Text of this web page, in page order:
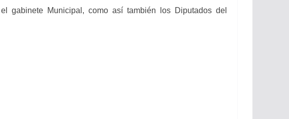
gabinete Municipal, como así también los Diputados del